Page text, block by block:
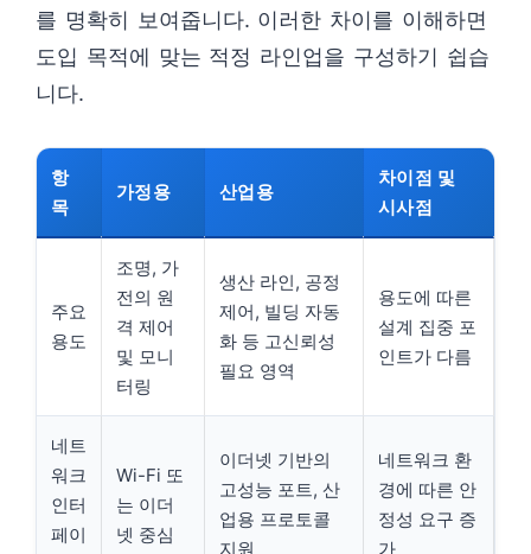
를 명확히 보여줍니다. 이러한 차이를 이해하면
도입 목적에 맞는 적정 라인업을 구성하기 쉽습
니다.
항
목
가정용 산업용
차이점 및
시사점
주요
용도
조명, 가
전의 원
격 제어
및 모니
터링
생산 라인, 공정
제어, 빌딩 자동
화 등 고신뢰성
필요 영역
용도에 따른
설계 집중 포
인트가 다름
네트
워크
인터
페이
Wi-Fi 또
는 이더
넷 중심
이더넷 기반의
고성능 포트, 산
업용 프로토콜
지원
네트워크 환
경에 따른 안
정성 요구 증
가